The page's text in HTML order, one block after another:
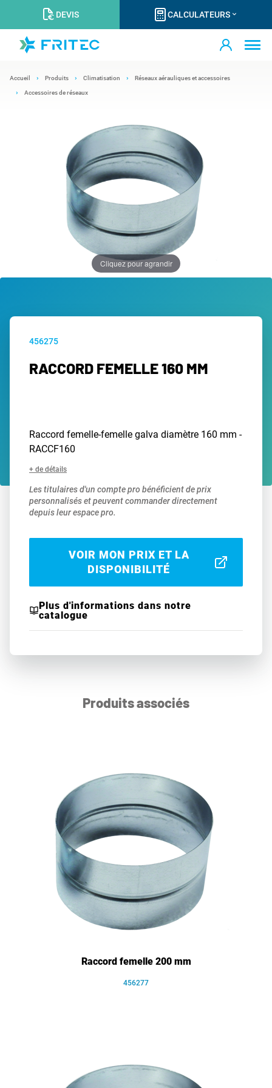
DEVIS CALCULATEURS
Accueil Produits Climatisation Réseaux aérauliques et accessoires
Accessoires de réseaux
Cliquez pour agrandir
456275
RACCORD FEMELLE 160 MM
Raccord femelle-femelle galva diamètre 160 mm -
RACCF160
+ de détails
Les titulaires d'un compte pro bénéficient de prix
personnalisés et peuvent commander directement
depuis leur espace pro.
VOIR MON PRIX ET LA
DISPONIBILITÉ
Plus d'informations dans notre
catalogue
Produits associés
Raccord femelle 200 mm
456277